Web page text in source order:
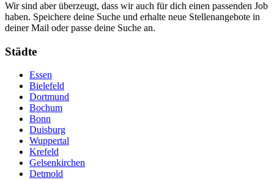
Wir sind aber überzeugt, dass wir auch für dich einen passenden Job
haben. Speichere deine Suche und erhalte neue Stellenangebote in
deiner Mail oder passe deine Suche an.
Städte
Essen
Bielefeld
Dortmund
Bochum
Bonn
Duisburg
Wuppertal
Krefeld
Gelsenkirchen
Detmold